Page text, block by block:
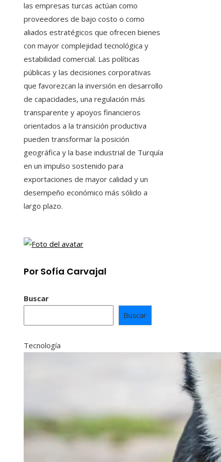
las empresas turcas actúan como
proveedores de bajo costo o como
aliados estratégicos que ofrecen bienes
con mayor complejidad tecnológica y
estabilidad comercial. Las políticas
públicas y las decisiones corporativas
que favorezcan la inversión en desarrollo
de capacidades, una regulación más
transparente y apoyos financieros
orientados a la transición productiva
pueden transformar la posición
geográfica y la base industrial de Turquía
en un impulso sostenido para
exportaciones de mayor calidad y un
desempeño económico más sólido a
largo plazo.
Por Sofía Carvajal
Buscar
Buscar
Tecnología